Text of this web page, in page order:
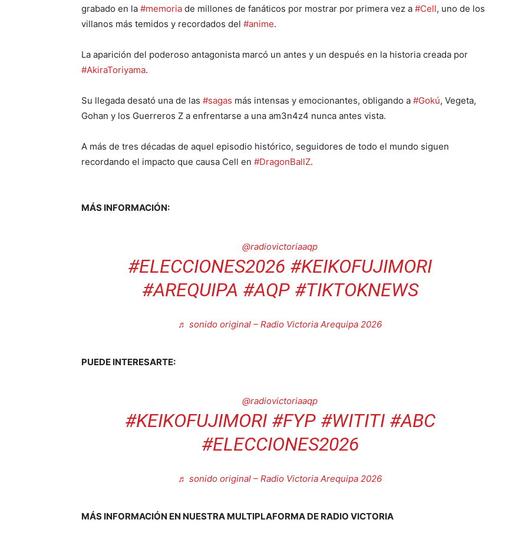
grabado en la #memoria de millones de fanáticos por mostrar por primera vez a #Cell, uno de los
villanos más temidos y recordados del #anime.
La aparición del poderoso antagonista marcó un antes y un después en la historia creada por
#AkiraToriyama.
Su llegada desató una de las #sagas más intensas y emocionantes, obligando a #Gokú, Vegeta,
Gohan y los Guerreros Z a enfrentarse a una am3n4z4 nunca antes vista.
A más de tres décadas de aquel episodio histórico, seguidores de todo el mundo siguen
recordando el impacto que causa Cell en #DragonBallZ.
MÁS INFORMACIÓN:
@radiovictoriaaqp
#ELECCIONES2026 #KEIKOFUJIMORI
#AREQUIPA #AQP #TIKTOKNEWS
♬ sonido original – Radio Victoria Arequipa 2026
PUEDE INTERESARTE:
@radiovictoriaaqp
#KEIKOFUJIMORI #FYP #WITITI #ABC
#ELECCIONES2026
♬ sonido original – Radio Victoria Arequipa 2026
MÁS INFORMACIÓN EN NUESTRA MULTIPLAFORMA DE RADIO VICTORIA